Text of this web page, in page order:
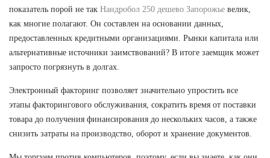
показатель порой не так Нандробол 250 дешево Запорожье велик,
как многие полагают. Он составлен на основании данных,
предоставленных кредитными организациями. Рынки капитала или
альтернативные источники заимствований? В итоге заемщик может
запросто погрязнуть в долгах.
Электронный факторинг позволяет значительно упростить все
этапы факторингового обслуживания, сократить время от поставки
товара до получения финансирования до нескольких часов, а также
снизить затраты на производство, оборот и хранение документов.